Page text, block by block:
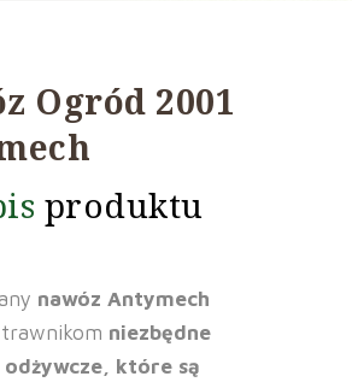
Ogród 2001
produktu
nawóz Antymech
niezbędne
odżywcze, które są